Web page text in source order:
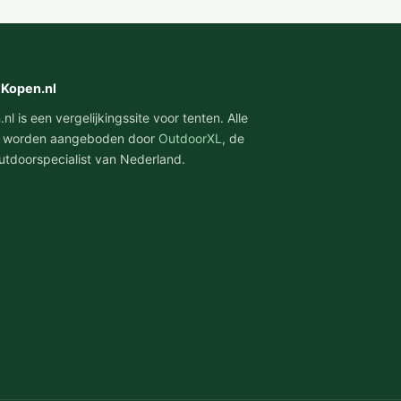
is een vergelijkingssite voor tenten. Alle
aangeboden door OutdoorXL , de
van Nederland.